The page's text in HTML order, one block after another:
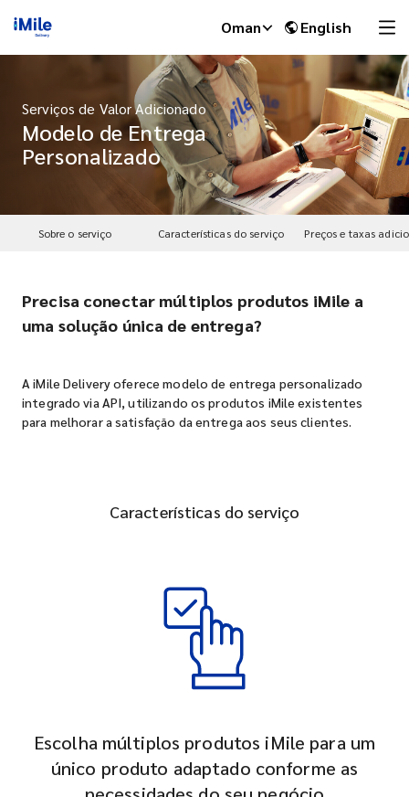
Oman English
Serviços de Valor Adicionado
Modelo de Entrega
Personalizado
Sobre o serviço Características do serviço Preços e taxas
Precisa conectar múltiplos produtos iMile a
uma solução única de entrega?
A iMile Delivery oferece modelo de entrega personalizado
integrado via API, utilizando os produtos iMile existentes
para melhorar a satisfação da entrega aos seus clientes.
Características do serviço
Escolha múltiplos produtos iMile para um
único produto adaptado conforme as
iMile Chat